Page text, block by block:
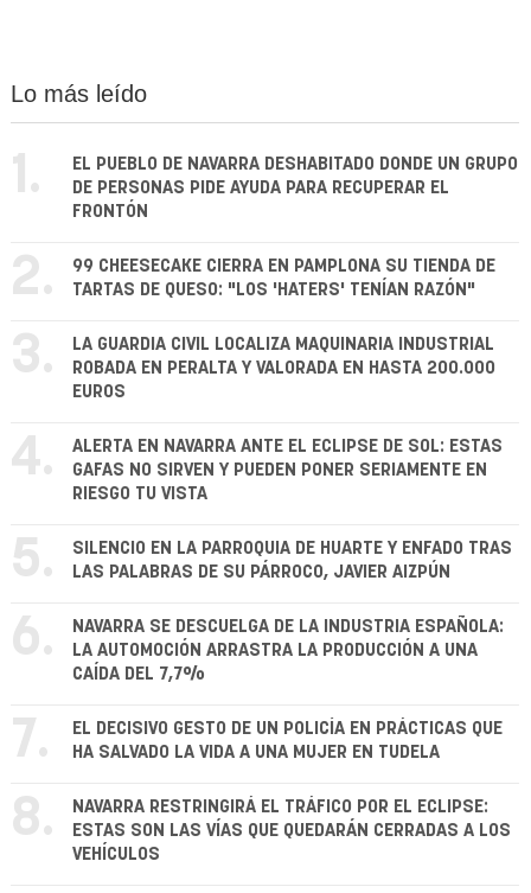
Lo más leído
1.
EL PUEBLO DE NAVARRA DESHABITADO DONDE UN GRUPO
DE PERSONAS PIDE AYUDA PARA RECUPERAR EL
FRONTÓN
2.
99 CHEESECAKE CIERRA EN PAMPLONA SU TIENDA DE
TARTAS DE QUESO: "LOS 'HATERS' TENÍAN RAZÓN"
3.
LA GUARDIA CIVIL LOCALIZA MAQUINARIA INDUSTRIAL
ROBADA EN PERALTA Y VALORADA EN HASTA 200.000
EUROS
4.
ALERTA EN NAVARRA ANTE EL ECLIPSE DE SOL: ESTAS
GAFAS NO SIRVEN Y PUEDEN PONER SERIAMENTE EN
RIESGO TU VISTA
5.
SILENCIO EN LA PARROQUIA DE HUARTE Y ENFADO TRAS
LAS PALABRAS DE SU PÁRROCO, JAVIER AIZPÚN
6.
NAVARRA SE DESCUELGA DE LA INDUSTRIA ESPAÑOLA:
LA AUTOMOCIÓN ARRASTRA LA PRODUCCIÓN A UNA
CAÍDA DEL 7,7%
7.
EL DECISIVO GESTO DE UN POLICÍA EN PRÁCTICAS QUE
HA SALVADO LA VIDA A UNA MUJER EN TUDELA
8.
NAVARRA RESTRINGIRÁ EL TRÁFICO POR EL ECLIPSE:
ESTAS SON LAS VÍAS QUE QUEDARÁN CERRADAS A LOS
VEHÍCULOS